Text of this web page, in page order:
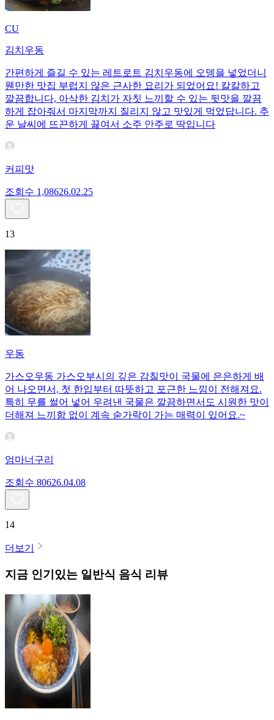
CU
김치우동
간편하게 즐길 수 있는 레트로트 김치우동에 오뎅을 넣었더니
웬만한 맛집 부럽지 않은 근사한 요리가 되었어요! 칼칼하고
깔끔합니다, 아삭한 김치가 자칫 느끼할 수 있는 뒷맛을 깔끔
하게 잡아줘서 마지막까지 질리지 않고 맛있게 먹었답니다. 추
운 날씨에 뜨끈하게 끓여서 소주 안주로 딱입니다
커피맛
조회수 1,08626.02.25
13
우동
가스오우동 가스오부시의 깊은 감칠맛이 국물에 은은하게 배
어 나오면서, 첫 한입부터 따뜻하고 포근한 느낌이 전해져요.
특히 무를 썰어 넣어 우려낸 국물은 깔끔하면서도 시원한 맛이
더해져 느끼함 없이 계속 숟가락이 가는 매력이 있어요.~
엄마너구리
조회수 80626.04.08
14
더보기
지금 인기있는 일반식 음식 리뷰